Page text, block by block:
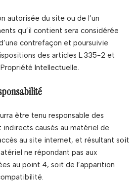
autorisée du site ou de l’un
qu’il contient sera considérée
contrefaçon et poursuivie
des articles L.335-2 et
Intellectuelle.
être tenu responsable des
causés au matériel de
au site internet, et résultant soit
ne répondant pas aux
au point 4, soit de l’apparition